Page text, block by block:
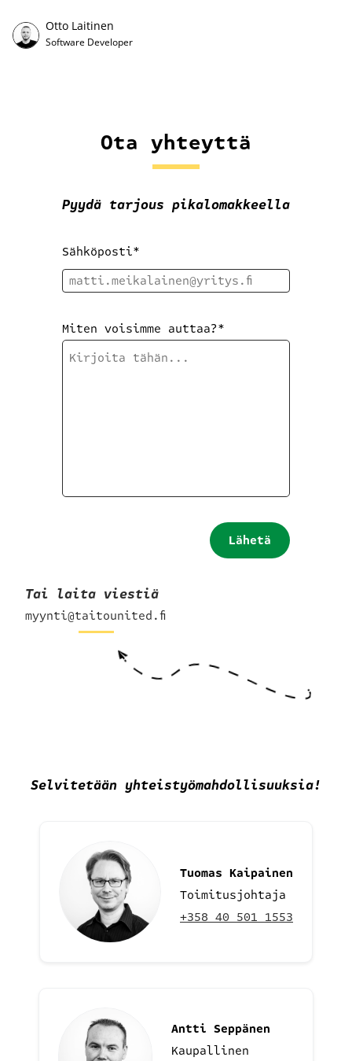
Otto Laitinen
Software Developer
Ota yhteyttä
Pyydä tarjous pikalomakkeella
Sähköposti*
Miten voisimme auttaa?*
Lähetä
hakemus
Tai laita viestiä
myynti@taitounited.fi
Selvitetään yhteistyömahdollisuuksia!
Tuomas Kaipainen
Toimitusjohtaja
+358 40 501 1553
Antti Seppänen
Kaupallinen